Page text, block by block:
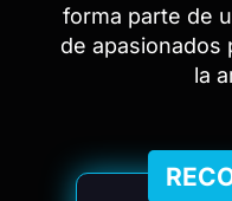
forma parte de
de apasionados
la